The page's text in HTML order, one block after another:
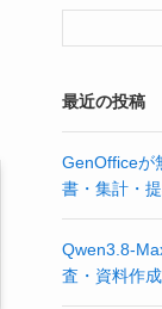
最近の投稿
GenOfficeが
書・集計・
Qwen3.8-
査・資料作